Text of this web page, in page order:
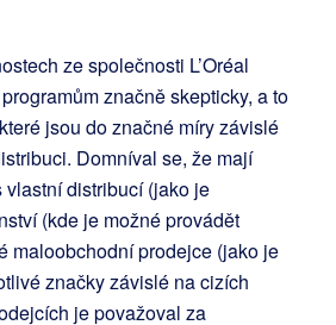
ze společnosti L’Oréal
značně skepticky, a to
jsou do značné míry závislé
Domníval se, že mají
distribucí (jako je
(kde je možné provádět
maloobchodní prodejce (jako je
značky závislé na cizích
je považoval za